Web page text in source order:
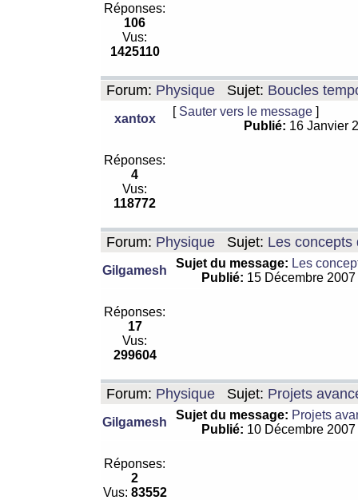
Réponses:
106
Vus:
1425110
Forum: Physique Sujet: Boucles
xantox
[ Sauter vers le message ]
Publié: 16 Janvier
Réponses:
4
Vus:
118772
Forum: Physique Sujet: Les concepts
Gilgamesh
Sujet du message: Les
Publié: 15 Décembre
Réponses:
17
Vus:
299604
Forum: Physique Sujet: Projets
Gilgamesh
Sujet du message: Projets
Publié: 10 Décembre
Réponses:
2
Vus: 83552